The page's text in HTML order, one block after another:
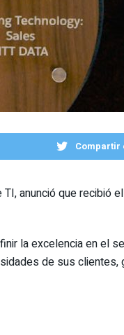
Compartir
anunció que
la excelencia en
de sus